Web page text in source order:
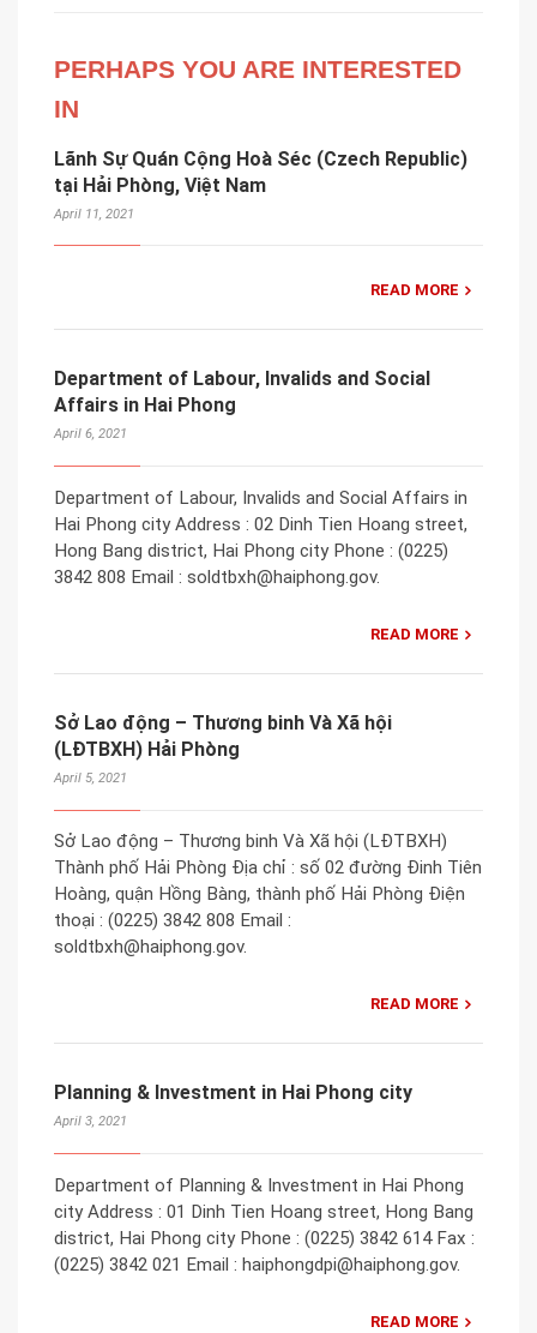
PERHAPS YOU ARE INTERESTED
IN
Lãnh Sự Quán Cộng Hoà Séc (Czech Republic)
tại Hải Phòng, Việt Nam
April 11, 2021
READ MORE
Department of Labour, Invalids and Social
Affairs in Hai Phong
April 6, 2021
Department of Labour, Invalids and Social Affairs in
Hai Phong city Address : 02 Dinh Tien Hoang street,
Hong Bang district, Hai Phong city Phone : (0225)
3842 808 Email : soldtbxh@haiphong.gov.
READ MORE
Sở Lao động – Thương binh Và Xã hội
(LĐTBXH) Hải Phòng
April 5, 2021
Sở Lao động – Thương binh Và Xã hội (LĐTBXH)
Thành phố Hải Phòng Địa chỉ : số 02 đường Đinh Tiên
Hoàng, quận Hồng Bàng, thành phố Hải Phòng Điện
thoại : (0225) 3842 808 Email :
soldtbxh@haiphong.gov.
READ MORE
Planning & Investment in Hai Phong city
April 3, 2021
Department of Planning & Investment in Hai Phong
city Address : 01 Dinh Tien Hoang street, Hong Bang
district, Hai Phong city Phone : (0225) 3842 614 Fax :
(0225) 3842 021 Email : haiphongdpi@haiphong.gov.
READ MORE